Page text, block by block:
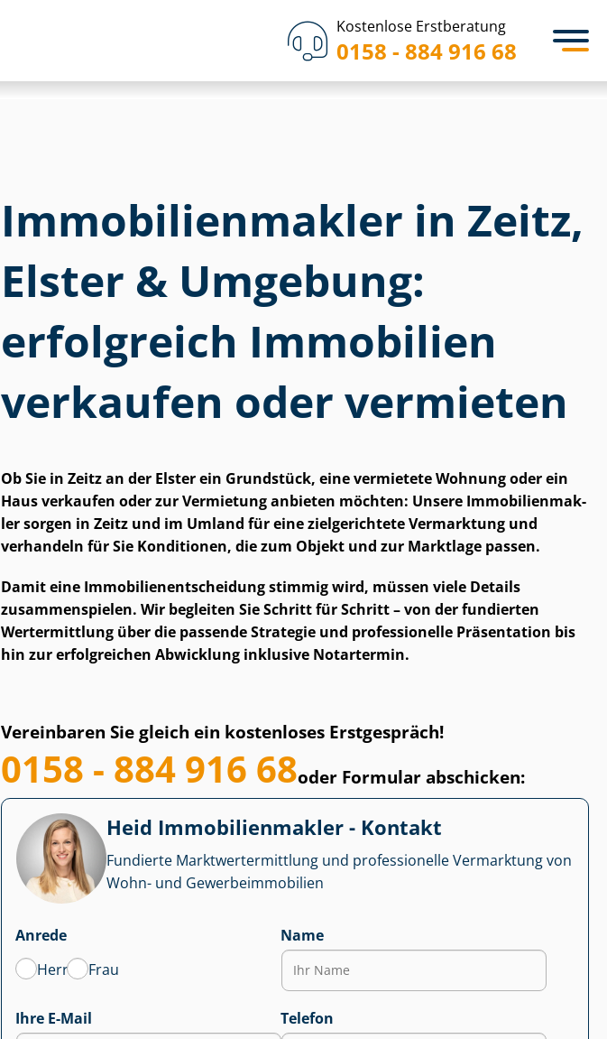
Kostenlose Erstberatung
0158 - 884 916 68
Im­mo­bi­li­en­mak­ler in Zeitz,
Elster & Umgebung:
erfolgreich Immobilien
verkaufen oder vermieten
Ob Sie in Zeitz an der Elster ein Grundstück, eine vermietete Wohnung oder ein
Haus verkaufen oder zur Vermietung anbieten möchten: Unsere Im­mo­bi­li­en­mak­
ler sorgen in Zeitz und im Umland für eine zielgerichtete Vermarktung und
verhandeln für Sie Konditionen, die zum Objekt und zur Marktlage passen.
Damit eine Im­mo­bi­li­en­ent­schei­dung stimmig wird, müssen viele Details
zusammenspielen. Wir begleiten Sie Schritt für Schritt – von der fundierten
Wertermittlung über die passende Strategie und professionelle Präsentation bis
hin zur erfolgreichen Abwicklung inklusive Notartermin.
Vereinbaren Sie gleich ein kostenloses Erstgespräch!
0158 - 884 916 68oder Formular abschicken:
Heid Im­mo­bi­li­en­mak­ler - Kontakt
Fundierte Markt­wert­ermitt­lung und professionelle Vermarktung von
Wohn- und Ge­wer­be­im­mo­bi­li­en
Anrede
Herr
Frau
Name
Ihre E-Mail Telefon